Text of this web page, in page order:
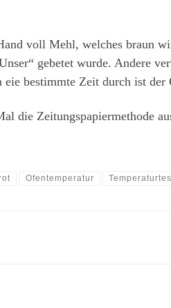
voll Mehl, welches braun
gebetet wurde. Andere
bestimmte Zeit durch ist der
die Zeitungspapiermethode
Ofentemperatur